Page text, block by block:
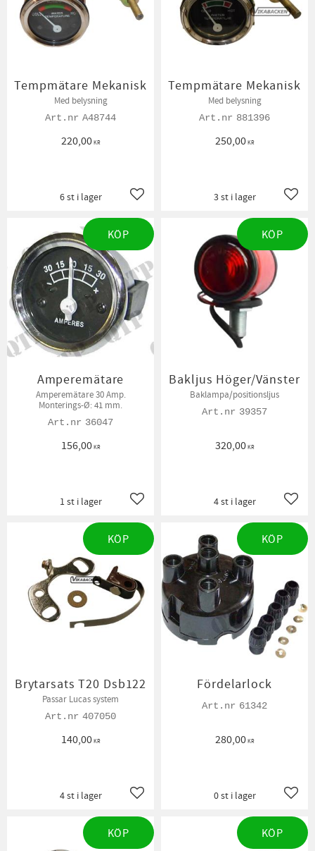
Tempmätare Mekanisk
Med belysning
A48744
220,00KR
Lägg till i favoriter
6 st i lager
Tempmätare Mekanisk
Med belysning
881396
250,00KR
3 st i lager
Amperemätare
Amperemätare 30 Amp.
Monterings-Ø: 41 mm.
36047
156,00KR
Lägg till i favoriter
1 st i lager
KÖP
Bakljus Höger/Vänster
Baklampa/positionsljus
39357
320,00KR
4 st i lager
KÖP
Brytarsats T20 Dsb122
Passar Lucas system
407050
140,00KR
Lägg till i favoriter
4 st i lager
KÖP
Fördelarlock
61342
280,00KR
0 st i lager
KÖP
KÖP KÖP